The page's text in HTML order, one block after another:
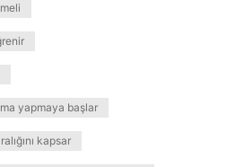
yapmaya başlar
kapsar